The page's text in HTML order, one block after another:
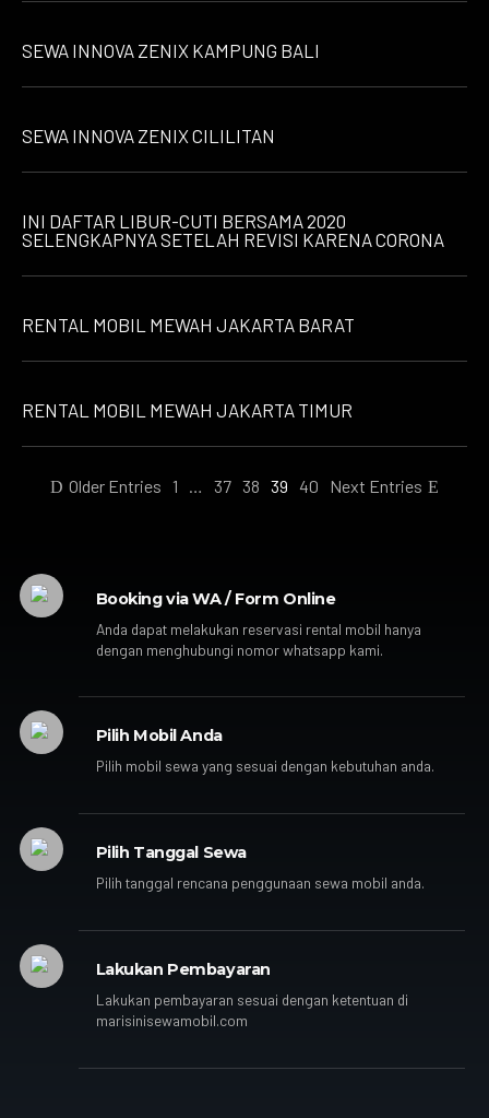
SEWA INNOVA ZENIX KAMPUNG BALI
SEWA INNOVA ZENIX CILILITAN
INI DAFTAR LIBUR-CUTI BERSAMA 2020
SELENGKAPNYA SETELAH REVISI KARENA CORONA
RENTAL MOBIL MEWAH JAKARTA BARAT
RENTAL MOBIL MEWAH JAKARTA TIMUR
Older Entries 1 37 38 39 40 Next Entries
Booking via WA / Form Online
Anda dapat melakukan reservasi rental mobil hanya
dengan menghubungi nomor whatsapp kami.
Pilih Mobil Anda
Pilih mobil sewa yang sesuai dengan kebutuhan anda.
Pilih Tanggal Sewa
Pilih tanggal rencana penggunaan sewa mobil anda.
Lakukan Pembayaran
Lakukan pembayaran sesuai dengan ketentuan di
marisinisewamobil.com